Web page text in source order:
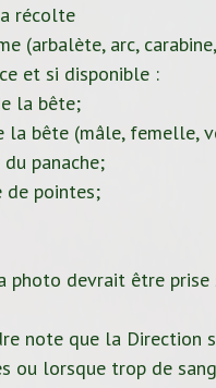
récolte
(arbalète, arc,
et si disponible :
la bête;
la bête (mâle, femelle,
panache;
pointes;
photo devrait être
note que la Direction
ou lorsque trop de